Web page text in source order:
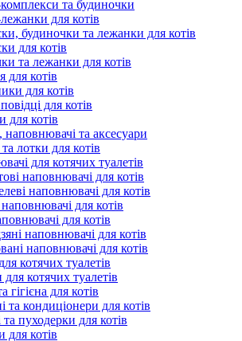
та будиночки
для котів
будиночки та лежанки для котів
для котів
та лежанки для котів
для котів
для котів
для котів
для котів
наповнювачі та аксесуари
лотки для котів
для котячих туалетів
наповнювачі для котів
наповнювачі для котів
для котів
для котів
наповнювачі для котів
наповнювачі для котів
котячих туалетів
котячих туалетів
гігієна для котів
кондиціонери для котів
та пуходерки для котів
для котів